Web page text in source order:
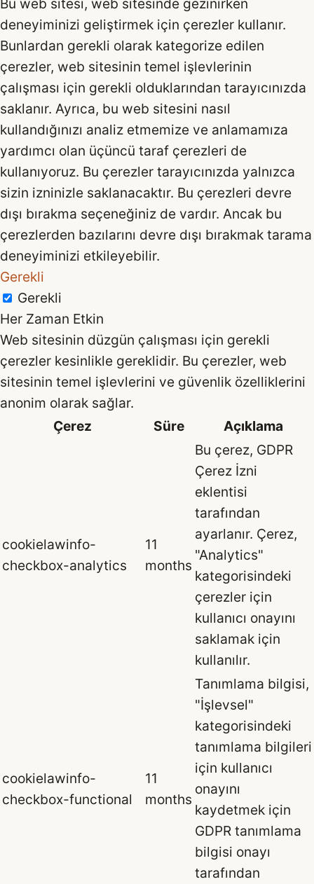
deneyiminizi geliştirmek için çerezler kullanır.
Bunlardan gerekli olarak kategorize edilen
çerezler, web sitesinin temel işlevlerinin
çalışması için gerekli olduklarından tarayıcınızda
saklanır. Ayrıca, bu web sitesini nasıl
kullandığınızı analiz etmemize ve anlamamıza
yardımcı olan üçüncü taraf çerezleri de
kullanıyoruz. Bu çerezler tarayıcınızda yalnızca
sizin izninizle saklanacaktır. Bu çerezleri devre
dışı bırakma seçeneğiniz de vardır. Ancak bu
çerezlerden bazılarını devre dışı bırakmak tarama
deneyiminizi etkileyebilir.
Gerekli
Gerekli
Her Zaman Etkin
Web sitesinin düzgün çalışması için gerekli
çerezler kesinlikle gereklidir. Bu çerezler, web
sitesinin temel işlevlerini ve güvenlik özelliklerini
anonim olarak sağlar.
Çerez
Süre Açıklama
cookielawinfo-
checkbox-analytics
11
months
Bu çerez, GDPR
Çerez İzni
eklentisi
tarafından
ayarlanır. Çerez,
"Analytics"
kategorisindeki
çerezler için
kullanıcı onayını
saklamak için
kullanılır.
cookielawinfo-
checkbox-functional
11
months
Tanımlama bilgisi,
"İşlevsel"
kategorisindeki
tanımlama bilgileri
için kullanıcı
onayını
kaydetmek için
GDPR tanımlama
bilgisi onayı
tarafından